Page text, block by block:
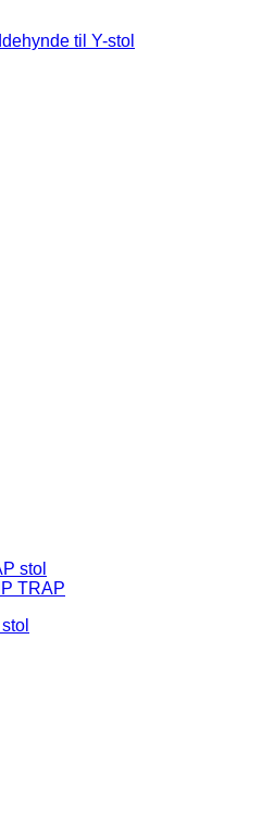
til Y-stol